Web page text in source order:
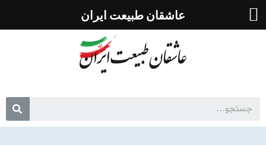
پرش
محتوا
عاشقان طبیعت ایران